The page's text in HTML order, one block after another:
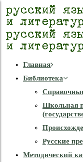
Главная
Библиотека
Школьная
Русские
Методический